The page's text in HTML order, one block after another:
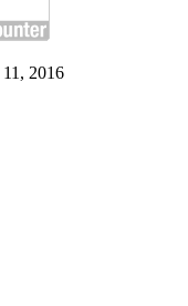
2016